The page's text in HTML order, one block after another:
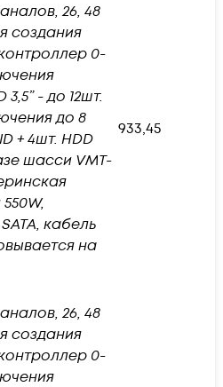
26, 48
создания
0-
- до 12шт.
до 8
+ 4шт. HDD
шасси VMT-
кабель
на
933,45
26, 48
создания
0-